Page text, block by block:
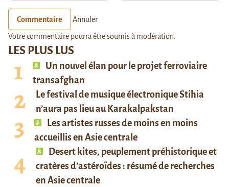
LES PLUS LUS
Un nouvel élan pour le projet ferroviaire
transafghan
Le festival de musique électronique Stihia
n’aura pas lieu au Karakalpakstan
Les artistes russes de moins en moins
accueillis en Asie centrale
Desert kites, peuplement préhistorique et
cratères d’astéroïdes : résumé de recherches
en Asie centrale
Commentaire Annuler
Votre commentaire pourra être soumis à modération.